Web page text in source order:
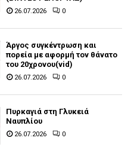
26.07.2026 0
Άργος συγκέντρωση και
πορεία με αφορμή τον θάνατο
του 20χρονου(vid)
26.07.2026 0
Πυρκαγιά στη Γλυκειά
Ναυπλίου
26.07.2026 0